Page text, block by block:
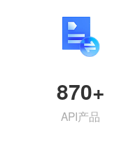
870+
API产品